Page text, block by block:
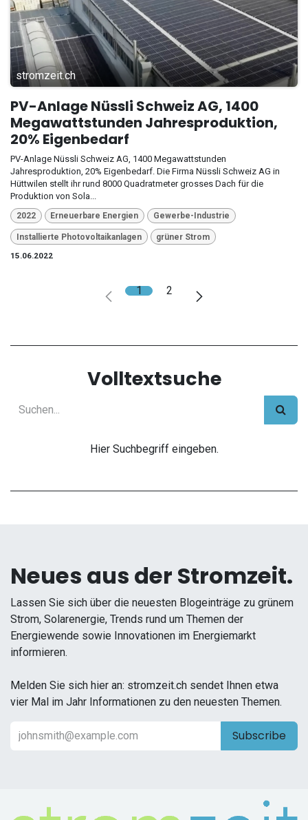
stromzeit.ch
PV-Anlage Nüssli Schweiz AG, 1400
Megawattstunden Jahresproduktion,
20% Eigenbedarf
PV-Anlage Nüssli Schweiz AG, 1400 Megawattstunden
Jahresproduktion, 20% Eigenbedarf. Die Firma Nüssli Schweiz AG in
Hüttwilen stellt ihr rund 8000 Quadratmeter grosses Dach für die
Produktion von Sola...
2022 Erneuerbare Energien Gewerbe-Industrie
Installierte Photovoltaikanlagen
grüner Strom
15.06.2022
1 2
Volltextsuche
Hier Suchbegriff eingeben.
Neues aus der Stromzeit.
Lassen Sie sich über die neuesten Blogeinträge zu grünem
Strom, Solarenergie, Trends rund um Themen der
Energiewende sowie Innovationen im Energiemarkt
informieren.
Melden Sie sich hier an: stromzeit.ch sendet Ihnen etwa
vier Mal im Jahr Informationen zu den neuesten Themen.
Subscribe